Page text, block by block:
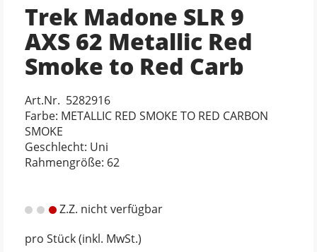
Trek Madone SLR 9
AXS 62 Metallic Red
Smoke to Red Carb
Art.Nr. 5282916
Farbe: METALLIC RED SMOKE TO RED CARBON
SMOKE
Geschlecht: Uni
Rahmengröße: 62
Z.Z. nicht verfügbar
pro Stück (inkl. MwSt.)